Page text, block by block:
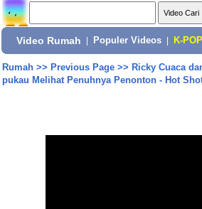
Video Rumah Populer Videos K-POP
Rumah>> Previous Page>> Ricky Cuaca
pukau Melihat Penuhnya Penonton - Hot